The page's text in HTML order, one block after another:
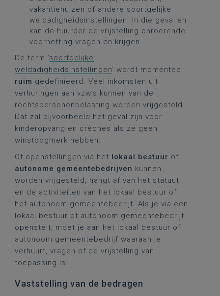
vakantiehuizen of andere soortgelijke
weldadigheidsinstellingen. In die gevallen
kan de huurder de vrijstelling onroerende
voorheffing vragen en krijgen.
De term ‘soortgelijke
weldadigheidsinstellingen’ wordt momenteel
ruim gedefinieerd. Veel inkomsten uit
verhuringen aan vzw’s kunnen van de
rechtspersonenbelasting worden vrijgesteld.
Dat zal bijvoorbeeld het geval zijn voor
kinderopvang en crèches als ze geen
winstoogmerk hebben.
Of openstellingen via het lokaal bestuur of
autonome gemeentebedrijven kunnen
worden vrijgesteld, hangt af van het statuut
en de activiteiten van het lokaal bestuur of
het autonoom gemeentebedrijf. Als je via een
lokaal bestuur of autonoom gemeentebedrijf
openstelt, moet je aan het lokaal bestuur of
autonoom gemeentebedrijf waaraan je
verhuurt, vragen of de vrijstelling van
toepassing is.
Vaststelling van de bedragen